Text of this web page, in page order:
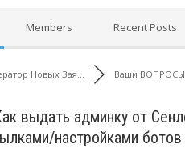
Members Recent Posts
Новых Зая... Ваши ВОПРОСЫ
выдать админку от
настройками ботов